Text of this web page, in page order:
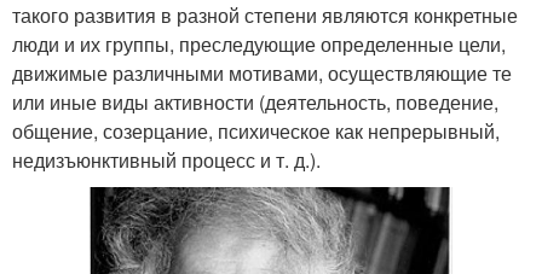
такого развития в разной степени являются конкретные
люди и их группы, преследующие определенные цели,
движимые различными мотивами, осуществляющие те
или иные виды активности (деятельность, поведение,
общение, созерцание, психическое как непрерывный,
недизъюнктивный процесс и т. д.).